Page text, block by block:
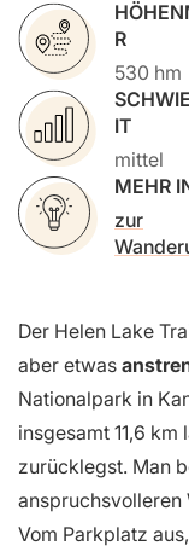
R
530 hm
IT
mittel
MEHR
zur
Der Helen Lake
aber etwas
Nationalpark in
insgesamt 11,6
zurücklegst. Man
anspruchsvolleren
Vom Parkplatz